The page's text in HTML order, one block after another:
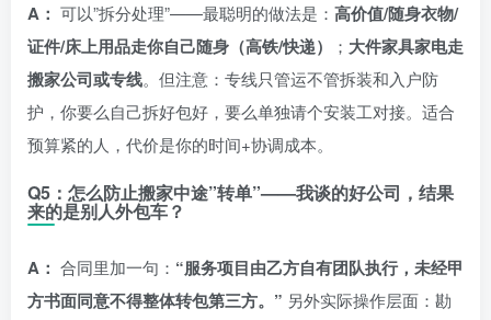
A： 可以”拆分处理”——最聪明的做法是： 高价值/随身衣物/
证件/床上用品走你自己随身（高铁/快递）
； 大件家具家电走
搬家公司或专线。但注意：专线只管运不管拆装和入户防
护，你要么自己拆好包好，要么单独请个安装工对接。适合
预算紧的人，代价是你的时间+协调成本。
Q5：怎么防止搬家中途”转单”——我谈的好公司，结果
来的是别人外包车？
A： 合同里加一句： “服务项目由乙方自有团队执行，未经甲
方书面同意不得整体转包第三方。” 另外实际操作层面：勘